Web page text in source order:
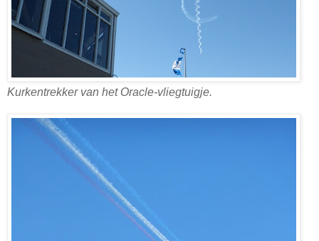
Kurkentrekker van het Oracle-vliegtuigje.